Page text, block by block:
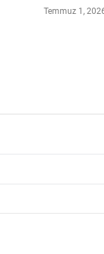
Temmuz 1,